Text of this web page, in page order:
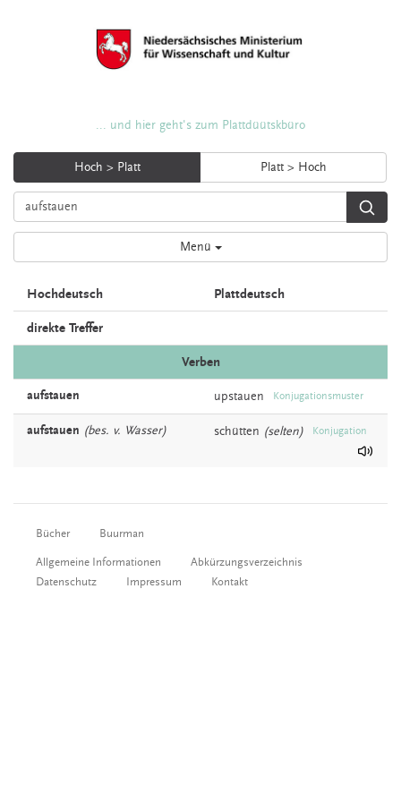
... und hier geht's zum Plattdüütskbüro
Hoch > Platt Platt > Hoch
Menü
Hochdeutsch Plattdeutsch
direkte Treffer
Verben
aufstauen upstauen Konjugationsmuster
aufstauen (bes. v. Wasser) schütten (selten) Konjugation
Bücher Buurman
Allgemeine Informationen
Abkürzungsverzeichnis
Datenschutz
Impressum Kontakt